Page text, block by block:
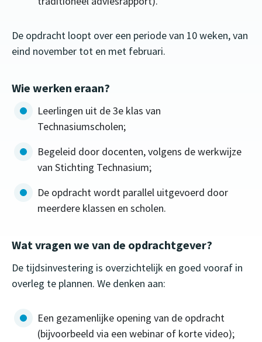
De opdracht loopt over een periode van 10 weken, van
eind november tot en met februari.
Wie werken eraan?
Leerlingen uit de 3e klas van
Technasiumscholen;
Begeleid door docenten, volgens de werkwijze
van Stichting Technasium;
De opdracht wordt parallel uitgevoerd door
meerdere klassen en scholen.
Wat vragen we van de opdrachtgever?
De tijdsinvestering is overzichtelijk en goed vooraf in
overleg te plannen. We denken aan:
Een gezamenlijke opening van de opdracht
(bijvoorbeeld via een webinar of korte video);